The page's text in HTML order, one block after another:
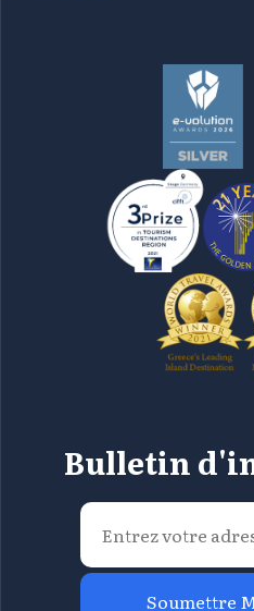
Bulletin
Soumettre